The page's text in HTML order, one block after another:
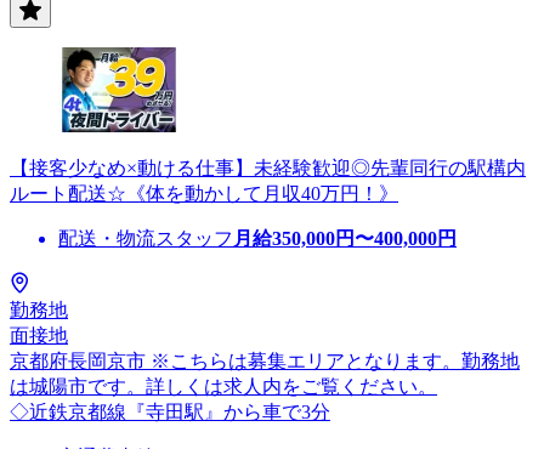
【接客少なめ×動ける仕事】未経験歓迎◎先輩同行の駅構内
ルート配送☆《体を動かして月収40万円！》
配送・物流スタッフ 月給350,000円〜400,000円
勤務地
面接地
京都府長岡京市 ※こちらは募集エリアとなります。勤務地
は城陽市です。詳しくは求人内をご覧ください。
◇近鉄京都線『寺田駅』から車で3分